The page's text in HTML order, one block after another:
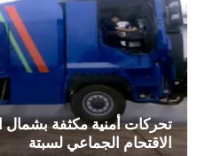
تحركات أمنية مكثفة
الاقتحام الجماعي لسبتة